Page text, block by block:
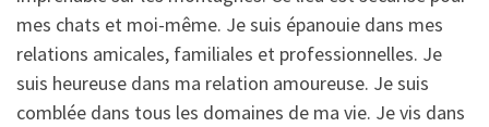
mes chats et moi-même. Je suis épanouie dans mes
relations amicales, familiales et professionnelles. Je
suis heureuse dans ma relation amoureuse. Je suis
comblée dans tous les domaines de ma vie. Je vis dans